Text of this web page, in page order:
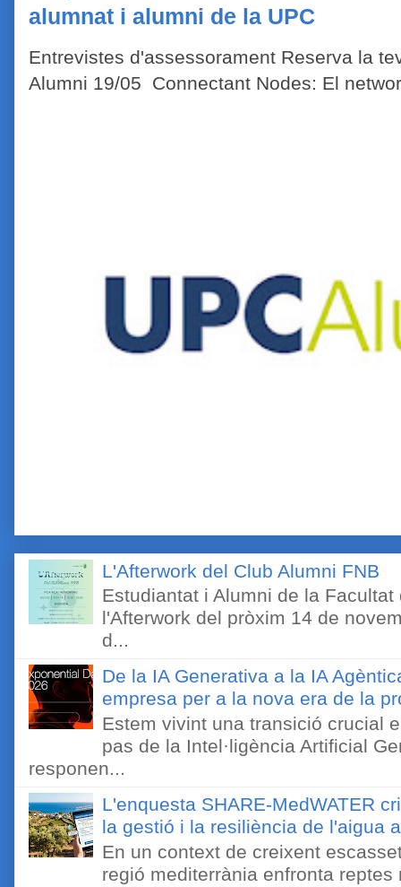
alumnat i alumni de la UPC
Entrevistes d'assessorament Reserva la
Alumni 19/05 Connectant Nodes: El
L'Afterwork del Club Alumni FNB
Estudiantat i Alumni de la
l'Afterwork del pròxim 14 de
d...
De la IA Generativa a la IA
empresa per a la nova era de la
Estem vivint una transició crucial
pas de la Intel·ligència Artificial
responen...
L'enquesta SHARE-MedWATER
la gestió i la resiliència de l'aigua
En un context de creixent
regió mediterrània enfronta